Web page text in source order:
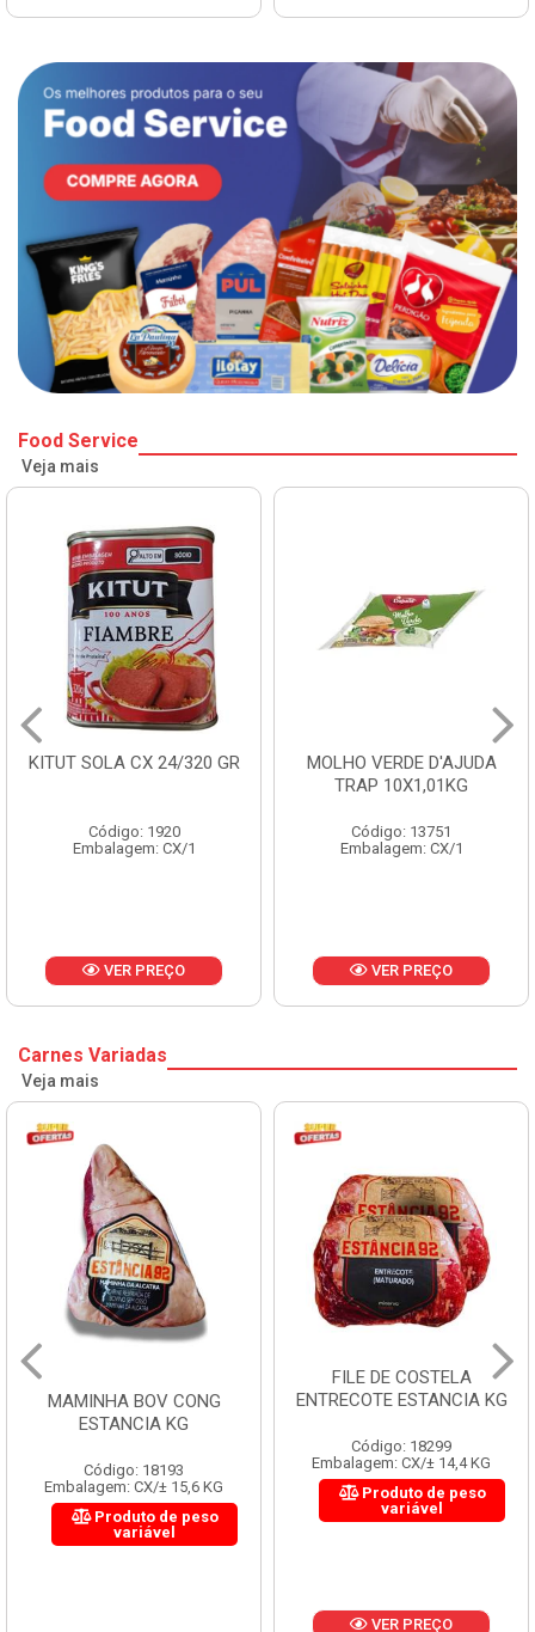
Food Service
Veja mais
KITUT SOLA CX 24/320 GR
Código: 1920
Embalagem: CX/1
VER PREÇO
MOLHO VERDE D'AJUDA
TRAP 10X1,01KG
Código: 13751
Embalagem: CX/1
VER PREÇO
Carnes Variadas
Veja mais
MAMINHA BOV CONG
ESTANCIA KG
Código: 18193
Embalagem: CX/± 15,6 KG
Produto de peso
variável
FILE DE COSTELA
ENTRECOTE ESTANCIA KG
Código: 18299
Embalagem: CX/± 14,4 KG
Produto de peso
variável
VER PREÇO